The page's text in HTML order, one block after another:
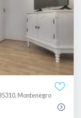
Montenegro